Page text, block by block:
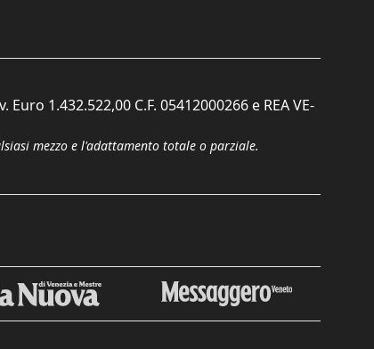
1.432.522,00 C.F. 05412000266 e REA VE-
mezzo e l'adattamento totale o parziale.